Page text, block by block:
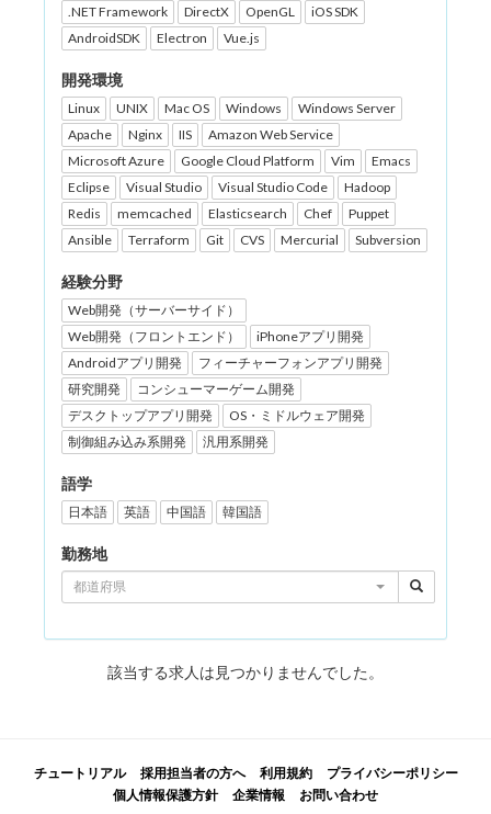
.NET Framework
DirectX OpenGL
iOS SDK
AndroidSDK
Electron Vue.js
開発環境
Linux UNIX Mac OS Windows
Windows Server
Apache
Nginx IIS
Amazon Web Service
Microsoft Azure
Google Cloud Platform Vim
Emacs
Eclipse
Visual Studio Visual Studio Code
Hadoop
Redis
memcached Elasticsearch Chef
Puppet
Ansible
Terraform Git CVS Mercurial Subversion
経験分野
Web開発（サーバーサイド）
Web開発（フロントエンド）
iPhoneアプリ開発
Androidアプリ開発
フィーチャーフォンアプリ開発
研究開発
コンシューマーゲーム開発
デスクトップアプリ開発
OS・ミドルウェア開発
制御組み込み系開発
汎用系開発
語学
日本語 英語 中国語 韓国語
勤務地
都道府県
該当する求人は見つかりませんでした。
チュートリアル 採用担当者の方へ 利用規約
プライバシーポリシー
個人情報保護方針
企業情報 お問い合わせ